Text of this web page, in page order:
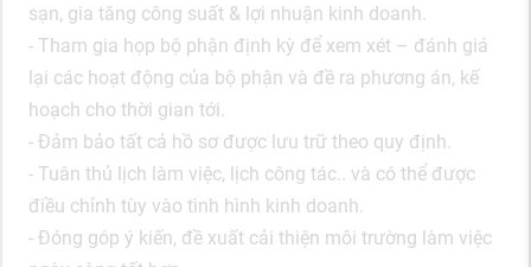
sạn, gia tăng công suất & lợi nhuận kinh doanh.
- Tham gia họp bộ phận định kỳ để xem xét – đánh giá
lại các hoạt động của bộ phận và đề ra phương án, kế
hoạch cho thời gian tới.
- Đảm bảo tất cả hồ sơ được lưu trữ theo quy định.
- Tuân thủ lịch làm việc, lịch công tác.. và có thể được
điều chỉnh tùy vào tình hình kinh doanh.
- Đóng góp ý kiến, đề xuất cải thiện môi trường làm việc